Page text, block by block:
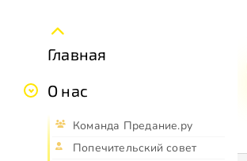
Главная
О нас
Команда Предание.ру
Попечительский совет